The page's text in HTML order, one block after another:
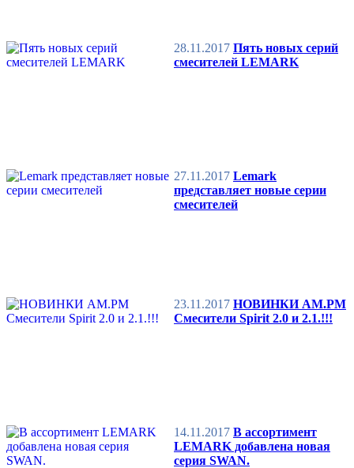
28.11.2017 Пять новых серий
смесителей LEMARK
27.11.2017 Lemark
представляет новые серии
смесителей
23.11.2017 НОВИНКИ AM.PM
Смесители Spirit 2.0 и 2.1.!!!
14.11.2017 В ассортимент
LEMARK добавлена новая
серия SWAN.